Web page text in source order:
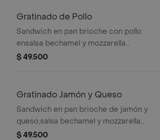
Gratinado de Pollo
Sandwich en pan brioche con pollo
ensalsa bechamel y mozzarella
gratinado.
$ 49.500
Gratinado Jamón y Queso
Sandwich en pan brioche de jamón y
queso,salsa bechamel y mozzarella
gratinado
$ 49.500